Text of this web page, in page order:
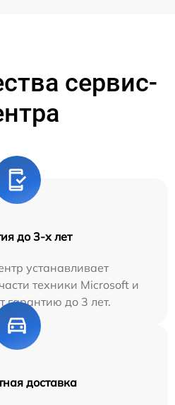
сервис-
до 3-х лет
устанавливает
техники Microsoft и
гарантию до 3 лет.
доставка